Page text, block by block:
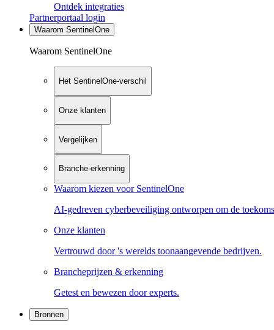
Ontdek integraties
Partnerportaal login
Waarom SentinelOne
Waarom SentinelOne
Het SentinelOne-verschil
Onze klanten
Vergelijken
Branche-erkenning
Waarom kiezen voor SentinelOne
AI-gedreven cyberbeveiliging ontworpen om de
Onze klanten
Vertrouwd door 's werelds toonaangevende bedrijven.
Brancheprijzen & erkenning
Getest en bewezen door experts.
Bronnen